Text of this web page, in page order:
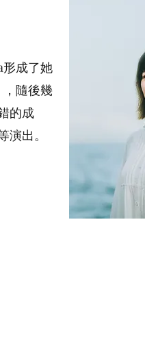
。她活躍
成了她
隨後幾
的成
出。